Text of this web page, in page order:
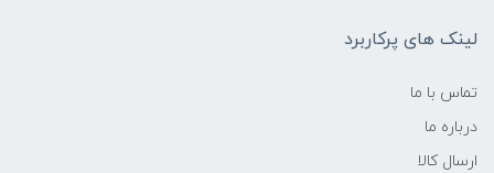
لینک های پرکاربرد
تماس با ما
درباره ما
ارسال کالا